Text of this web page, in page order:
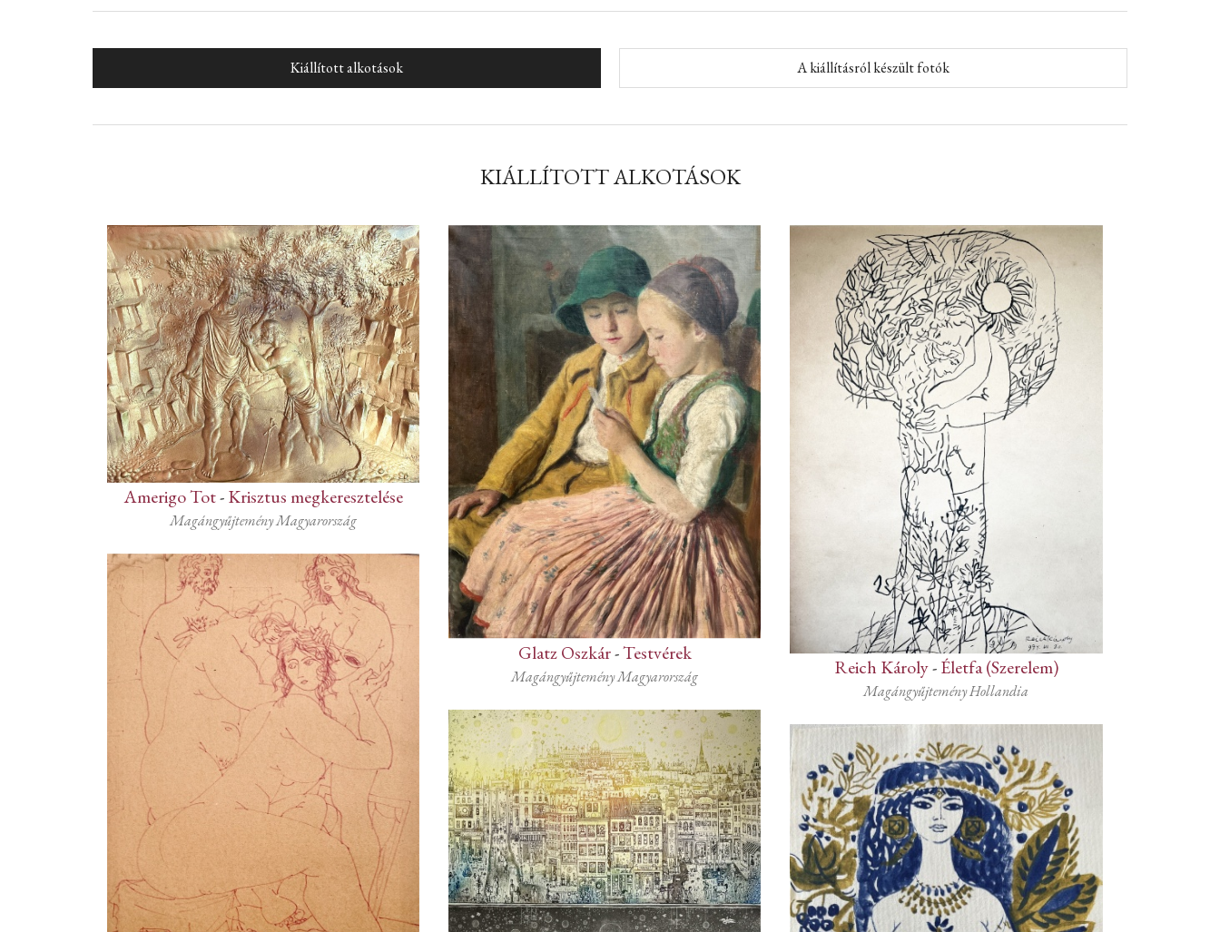
Kiállított alkotások A kiállításról készült fotók
KIÁLLÍTOTT ALKOTÁSOK
Amerigo Tot-Krisztus megkeresztelése
Magángyűjtemény Magyarország
Glatz Oszkár-Testvérek
Magángyűjtemény Magyarország Reich Károly-Életfa (Szerelem)
Magángyűjtemény Hollandia